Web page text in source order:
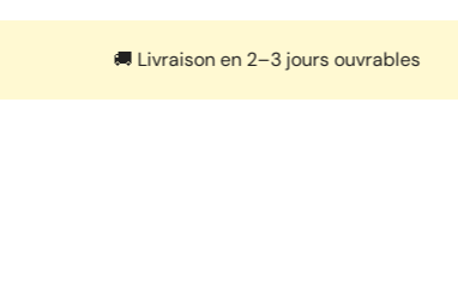
🚚 Livraison en 2–3 jours ouvrables